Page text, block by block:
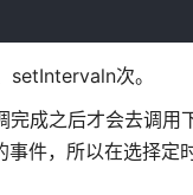
次。
成之后才会去调用
件，所以在选择定